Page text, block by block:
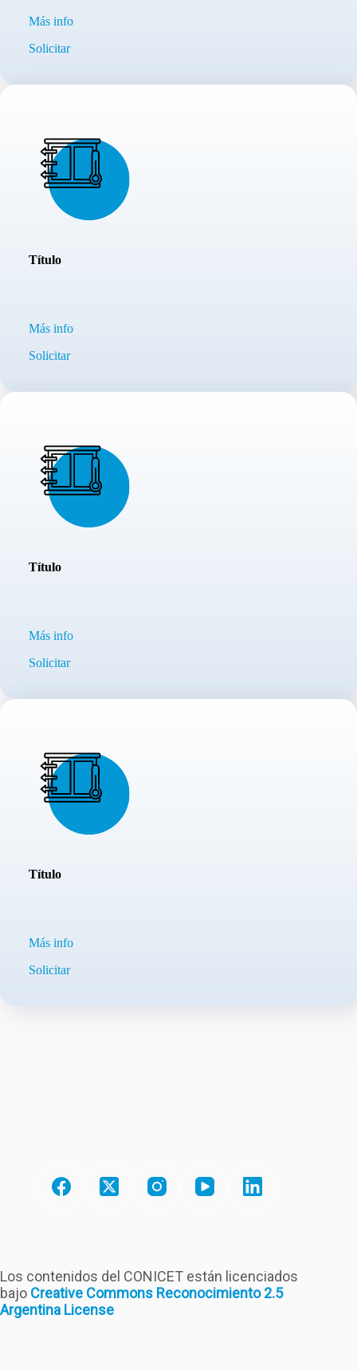
Más info
Solicitar
Título
Más info
Solicitar
Título
Más info
Solicitar
Título
Más info
Solicitar
Los contenidos del CONICET están licenciados
bajo Creative Commons Reconocimiento 2.5
Argentina License